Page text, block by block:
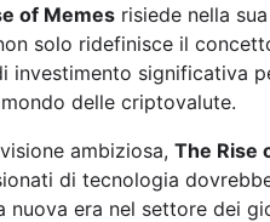
of Memes risiede nella
solo ridefinisce il
investimento significativa
delle criptovalute.
ambiziosa, The Rise
di tecnologia
nuova era nel settore dei